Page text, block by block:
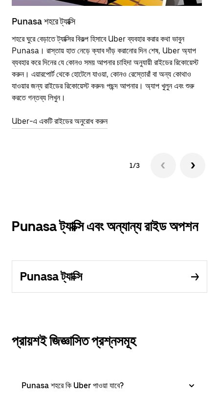
Punasa শহরে ট্যাক্সি
শহরে ঘুরে বেড়াতে ট্যাক্সির বিকল্প হিসাবে Uber ব্যবহার করার কথা ভাবুন
Punasa। রাস্তায় হাত নেড়ে ক্যাব দাঁড় করানোর দিন শেষ, Uber অ্যাপ
ব্যবহার করে দিনের যে কোনও সময় আপনার চাহিদা অনুযায়ী রাইডের রিকোয়েস্ট
করুন। এয়ারপোর্ট থেকে হোটেলে যাওয়া, কোনও রেস্তোরাঁ বা অন্য কোথাও
যাওয়ার জন্য রাইডের রিকোয়েস্ট করুন৷ পছন্দ আপনার। অ্যাপ খুলুন এবং শুরু
করতে গন্তব্য লিখুন।
Uber-এ একটি রাইডের অনুরোধ করুন
1/3
Punasa ট্যাক্সি এবং অন্যান্য রাইড অপশন
Punasa ট্যাক্সি
প্রায়শই জিজ্ঞাসিত প্রশ্নসমূহ
Punasa শহরে কি Uber পাওয়া যাবে?